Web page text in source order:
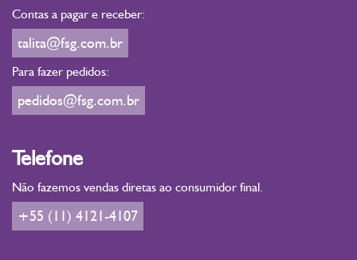
Contas a pagar e receber:
talita@fsg.com.br
Para fazer pedidos:
pedidos@fsg.com.br
Telefone
Não fazemos vendas diretas ao consumidor final.
+55 (11) 4121-4107